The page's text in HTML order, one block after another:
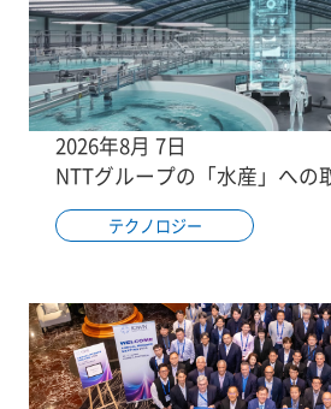
2026年8月 7日
NTTグループの「水産」への
テクノロジー